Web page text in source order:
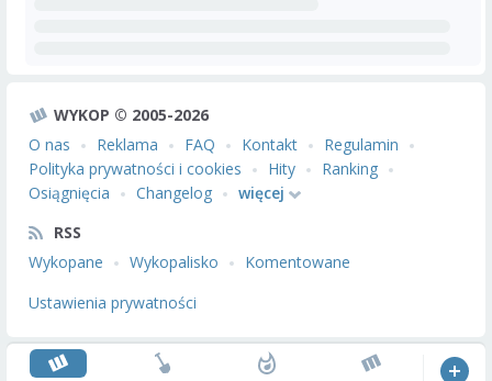
WYKOP © 2005-2026
O nas
Reklama FAQ Kontakt
Regulamin
Polityka prywatności i cookies
Hity
Ranking
Osiągnięcia
Changelog
więcej
RSS
Wykopane
Wykopalisko
Komentowane
Ustawienia prywatności